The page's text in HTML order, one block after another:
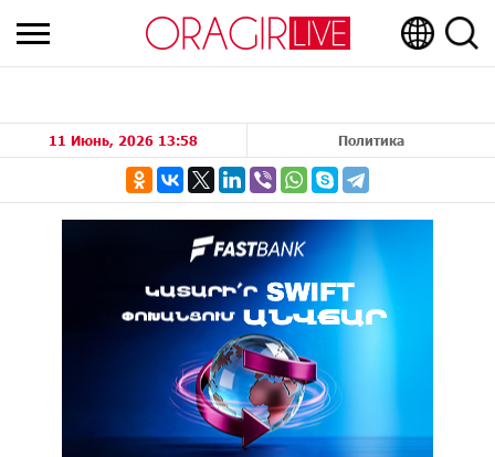
11 Июнь, 2026 13:58 Политика